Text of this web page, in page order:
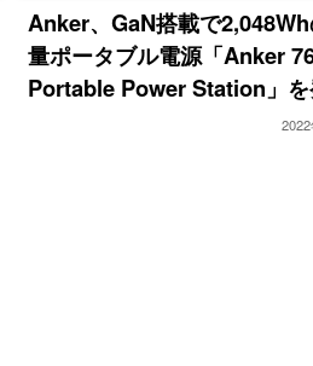
Anker、GaN搭載で
量ポータブル電源「Anker
Portable Power Station」